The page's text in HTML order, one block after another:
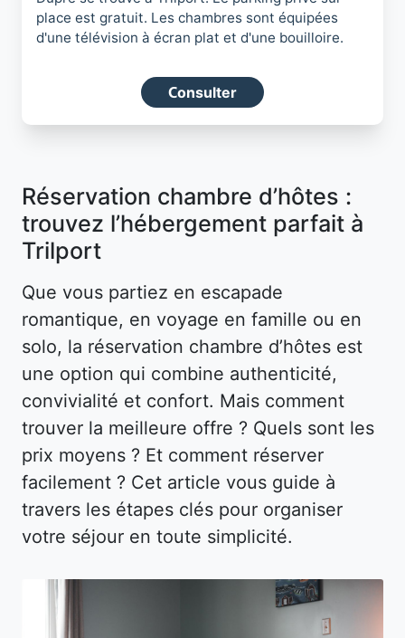
place est gratuit. Les chambres sont équipées
d'une télévision à écran plat et d'une bouilloire.
Consulter
Réservation chambre d’hôtes :
trouvez l’hébergement parfait à
Trilport
Que vous partiez en escapade
romantique, en voyage en famille ou en
solo, la réservation chambre d’hôtes est
une option qui combine authenticité,
convivialité et confort. Mais comment
trouver la meilleure offre ? Quels sont les
prix moyens ? Et comment réserver
facilement ? Cet article vous guide à
travers les étapes clés pour organiser
votre séjour en toute simplicité.